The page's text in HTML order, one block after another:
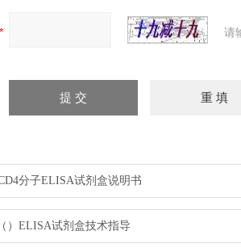
请
分子ELISA试剂盒说明书
）ELISA试剂盒技术指导